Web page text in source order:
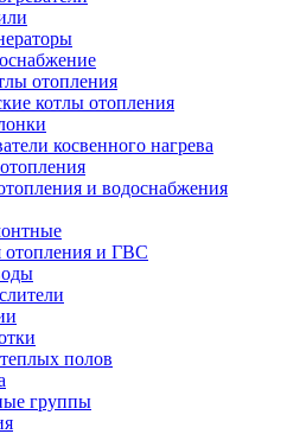
отопления
котлы отопления
косвенного нагрева
и водоснабжения
отопления и ГВС
полов
группы